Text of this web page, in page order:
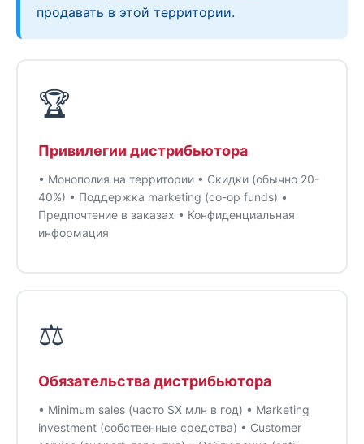
продавать в этой территории.
🏆
Привилегии дистрибьютора
• Монополия на территории • Скидки (обычно 20-
40%) • Поддержка marketing (co-op funds) •
Предпочтение в заказах • Конфиденциальная
информация
⚖️
Обязательства дистрибьютора
• Minimum sales (часто $X млн в год) • Marketing
investment (собственные средства) • Customer